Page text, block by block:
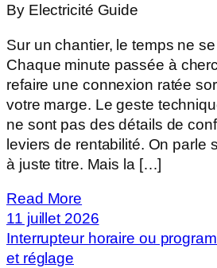
By Electricité Guide
Sur un chantier, le temps ne
Chaque minute passée à
refaire une connexion ratée
votre marge. Le geste
ne sont pas des détails de
leviers de rentabilité. On parle
à juste titre. Mais la […]
Read More
11 juillet 2026
Interrupteur horaire ou
et réglage